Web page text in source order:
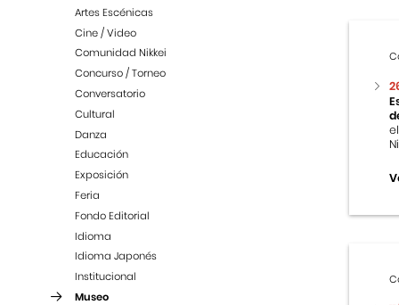
Artes Escénicas
Cine / Video
Comunidad Nikkei
Concurso / Torneo
Conversatorio
Cultural
Danza
Educación
Exposición
Feria
Fondo Editorial
Idioma
Idioma Japonés
Institucional
Museo